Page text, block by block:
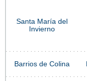
Santa María del
Invierno
Barrios de Colina